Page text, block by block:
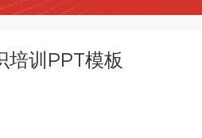
培训PPT模板